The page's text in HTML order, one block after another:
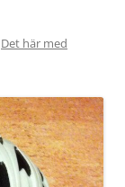
Det här med